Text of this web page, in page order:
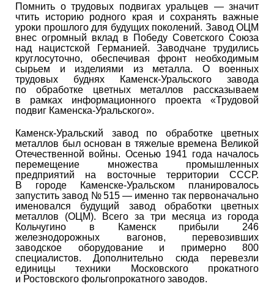
Помнить о трудовых подвигах уральцев — значит
чтить историю родного края и сохранять важные
уроки прошлого для будущих поколений. Завод ОЦМ
внес огромный вклад в Победу Советского Союза
над нацистской Германией. Заводчане трудились
круглосуточно, обеспечивая фронт необходимым
сырьем и изделиями из металла. О военных
трудовых буднях Каменск-Уральского завода
по обработке цветных металлов рассказываем
в рамках информационного проекта «Трудовой
подвиг Каменска-Уральского».
Каменск-Уральский завод по обработке цветных
металлов был основан в тяжелые времена Великой
Отечественной войны. Осенью 1941 года началось
перемещение множества промышленных
предприятий на восточные территории СССР.
В городе Каменске-Уральском планировалось
запустить завод № 515 — именно так первоначально
именовался будущий завод обработки цветных
металлов (ОЦМ). Всего за три месяца из города
Кольчугино в Каменск прибыли 246
железнодорожных вагонов, перевозивших
заводское оборудование и примерно 800
специалистов. Дополнительно сюда перевезли
единицы техники Московского прокатного
и Ростовского фольгопрокатного заводов.